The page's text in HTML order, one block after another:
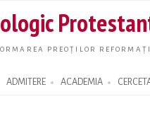
PREOȚILOR
ADMITERE ACADEMIA